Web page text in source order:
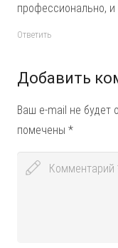
профессионально, и
Ответить
Добавить
Ваш e-mail не будет
помечены *